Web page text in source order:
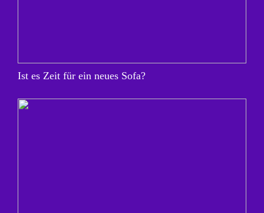
Ist es Zeit für ein neues Sofa?